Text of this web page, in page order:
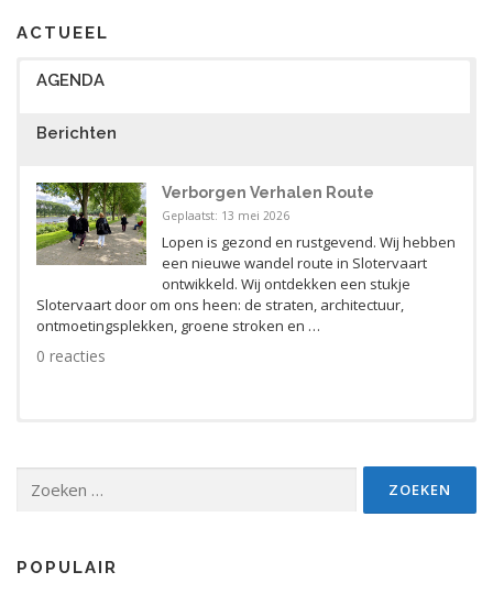
ACTUEEL
AGENDA
Berichten
Verborgen Verhalen Route
Geplaatst: 13 mei 2026
Lopen is gezond en rustgevend. Wij hebben
een nieuwe wandel route in Slotervaart
ontwikkeld. Wij ontdekken een stukje
Slotervaart door om ons heen: de straten, architectuur,
ontmoetingsplekken, groene stroken en …
0 reacties
Workshops – Live Optredens
naar:
POPULAIR